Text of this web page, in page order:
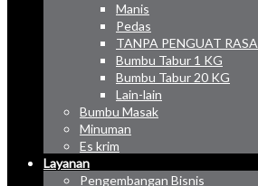
Manis
Pedas
TANPA PENGUAT RASA
Bumbu Tabur 1 KG
Bumbu Tabur 20 KG
Lain-lain
Bumbu Masak
Minuman
Es krim
Layanan
Pengembangan Bisnis